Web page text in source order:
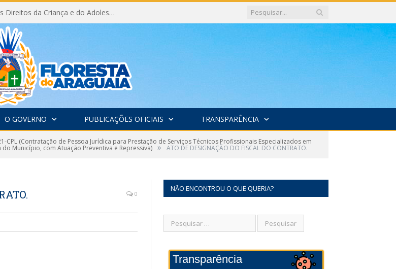
Eleição do Conselho Municipal dos Direitos da Criança e do Adolescente CMDCA 2026
O GOVERNO PUBLICAÇÕES OFICIAIS TRANSPARÊNCIA
CPL (Contratação de Pessoa Jurídica para Prestação de Serviços Técnicos Profissionais Especializados em
Município, com Atuação Preventiva e Repressiva) » ATO DE DESIGNAÇÃO DO FISCAL DO CONTRATO.
0
NÃO ENCONTROU O QUE QUERIA?
Transparência